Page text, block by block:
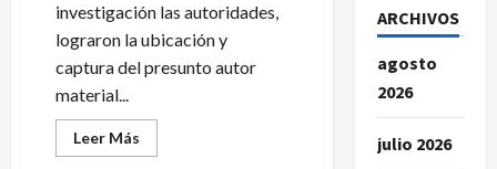
investigación las autoridades,
lograron la ubicación y
captura del presunto autor
material...
Leer Más
más
ARCHIVOS
agosto
2026
julio 2026